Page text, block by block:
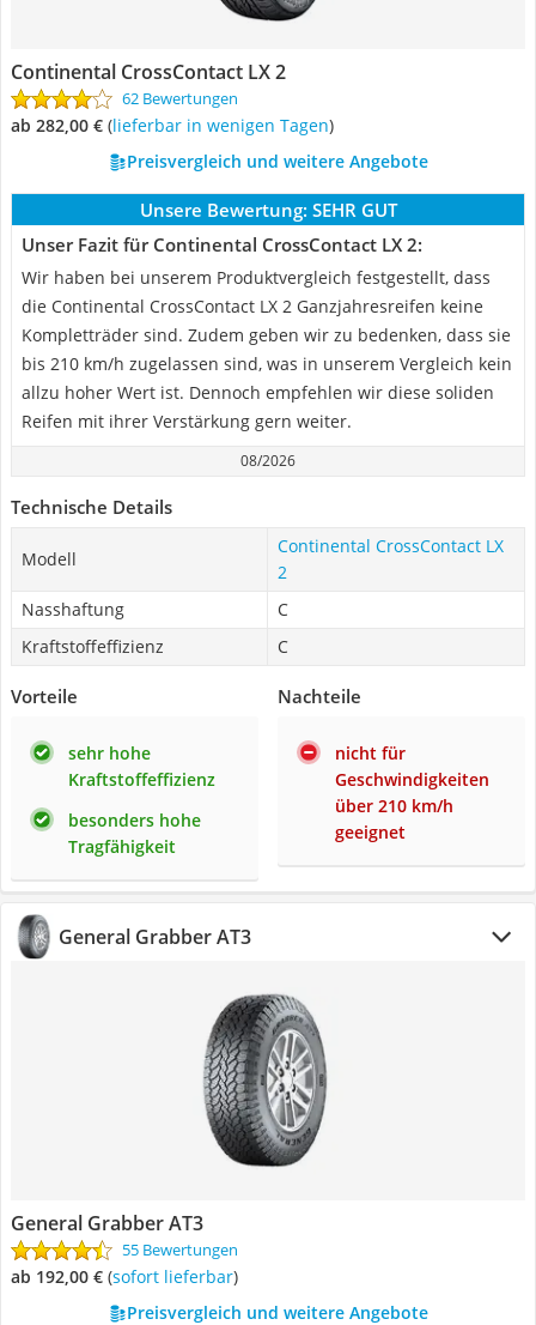
Continental CrossContact LX 2
62 Bewertungen
ab 282,00 € ( Lieferbar in wenigen Tagen)
Preisvergleich und weitere Angebote
Unsere Bewertung: SEHR GUT
Unser Fazit für Continental CrossContact LX 2:
Wir haben bei unserem Produktvergleich festgestellt, dass
die Continental CrossContact LX 2 Ganzjahresreifen keine
Kompletträder sind. Zudem geben wir zu bedenken, dass sie
bis 210 km/h zugelassen sind, was in unserem Vergleich kein
allzu hoher Wert ist. Dennoch empfehlen wir diese soliden
Reifen mit ihrer Verstärkung gern weiter.
08/2026
Technische Details
Modell
Continental CrossContact LX
2
Nasshaftung
C
Kraftstoffeffizienz
C
Vorteile
sehr hohe
Kraftstoffeffizienz
besonders hohe
Tragfähigkeit
Nachteile
nicht für
Geschwindigkeiten
über 210 km/h
geeignet
General Grabber AT3
General Grabber AT3
55 Bewertungen
ab 192,00 € ( Sofort lieferbar)
Preisvergleich und weitere Angebote